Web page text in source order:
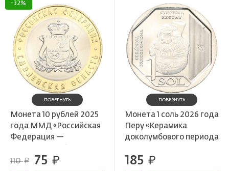
-32%
ПОВЕРНУТЬ
Монета 10 рублей 2025
года ММД «Российская
Федерация —
110руб. 75 руб.
ПОВЕРНУТЬ
Монета 1 соль 2026 года
Перу «Керамика
доколумбового периода
185 руб.